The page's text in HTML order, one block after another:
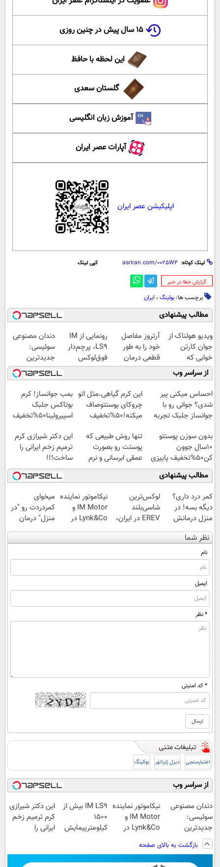
۱۵ سال پیش در چنین روزی
این لحظه با حافظ
گلستان سعدی
آموزش زبان انگلیسی
آپارات عصر ایران
اپلیکیشن عصر ایران
لینک کوتاه: کپی لینک
‌گزارش خطا در خبر
برچسب ها: بوئینگ ، ایران
مطالب پیشنهادی
ویدیو هولناک از
جوان کارتن
خوابی که
میلیاردر شد.
آموزش رایگان
آرتروز مفاصل
خود را به طور
قطعی درمان
کنید!
◗پرسش‌نامه◖
رونمایی از IM
LS9، پرچم‌دار
فوق‌لوکس
EREV وارد بازار
ایران شد
دندان مصنوعی
سوئیسی:
جدیدترین
فناوری اروپا،
سبک و مقاوم |
پرداخت قسطی
از سراسر وب
احساس میکنی پیر
شدی؟ جوانی رو با
جوانساز جلبک تجربه
این کرم گیاهی،مثل اتو
چروکای پوستتوصاف
میکنه!50%تخفیف
بمب جوانساز! کرم
بوتاکس جلبک
اسپیرولینا50%تخفیف
بدون سوزن پوستتو
10سال جوون
کن50%تخفیف پاییزی
تنها روش طبیعی که
پوستت رو بصورت
عمقی ابرسانی و نرم
میکنه
این دکتر شیرازی کرم
ترمیم زخم ایرانی را
ساخت!!!
مطالب پیشنهادی
کمر درد داری؟
دیگه بسه! در
منزل درمانش
کن
(◀پرسش‌نامه)
لوکس‌ترین
شاسی‌بلند
EREV در ایران،
توسط نیکا موتور
رونمایی شد!
نیکاموتور نماینده
IM Motor و
Lynk&Co در
ایران
میخوای
کمردردت رو "در
منزل" درمان
کنی؟ (◂فیلم +
◂پرسش‌نامه)
نظر شما
نام
ایمیل
* نظر
* کد امنیتی
اعتبارسنجی دیزل ژنراتور بوکینگ
از سراسر وب
دندان مصنوعی
سوئیسی:
جدیدترین
فناوری اروپا،
سبک و مقاوم |
پرداخت قسطی
نیکاموتور نماینده
IM Motor و
Lynk&Co در
IM LS9 بیش از
1500
کیلومترپیمایش
این دکتر شیرازی
کرم ترمیم زخم
ایرانی را
بازگشت به بالای صفحه